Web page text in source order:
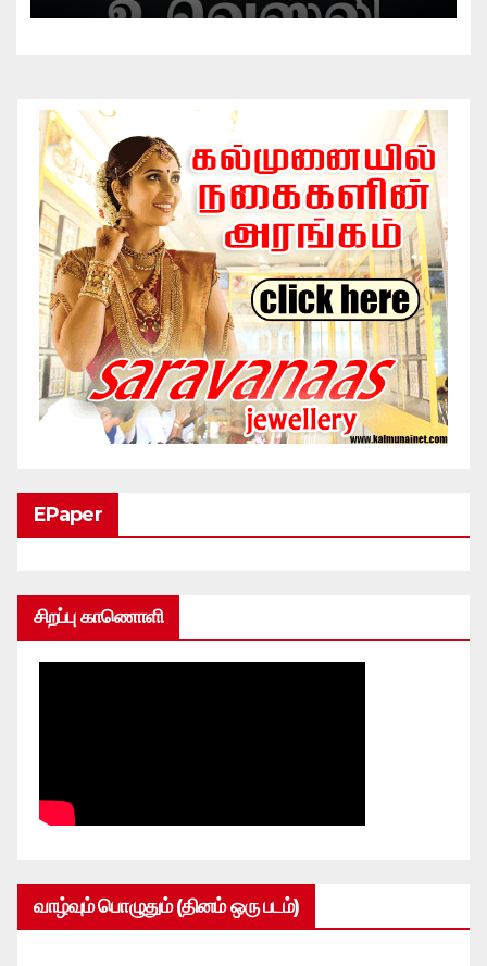
EPaper
சிறப்பு காணொளி
வாழ்வும் பொழுதும் (தினம் ஒரு படம்)